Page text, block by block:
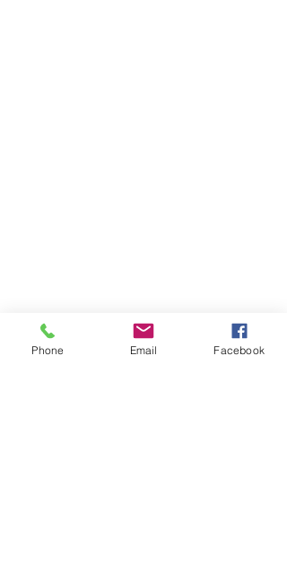
Phone Email Facebook